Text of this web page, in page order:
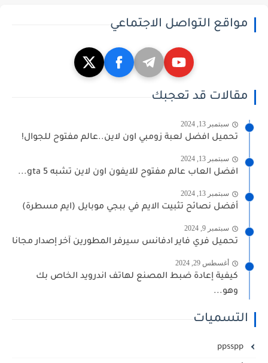
مواقع التواصل الاجتماعي
مقالات قد تعجبك
سبتمبر 13, 2024
تحميل افضل لعبة زومبي اون لاين..عالم مفتوح للجوال!
سبتمبر 13, 2024
افضل العاب عالم مفتوح للايفون اون لاين تشبه gta 5...
سبتمبر 13, 2024
أفضل نصائح تثبيت الايم في ببجي موبايل (ايم مسطرة)
سبتمبر 9, 2024
تحميل فري فاير ادفانس سيرفر المطورين آخر إصدار مجانا
أغسطس 29, 2024
كيفية إعادة ضبط المصنع لهاتف اندرويد الخاص بك
وهو...
التسميات
ppsspp